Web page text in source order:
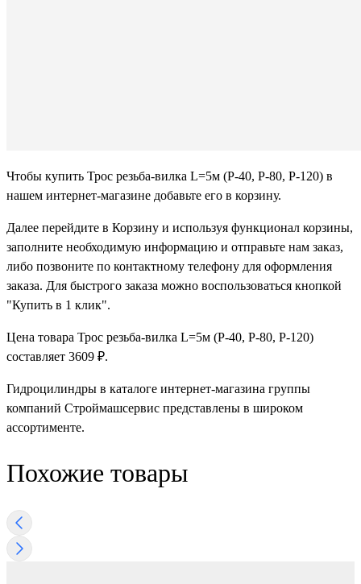
Чтобы купить Трос резьба-вилка L=5м (Р-40, Р-80, Р-120) в
нашем интернет-магазине добавьте его в корзину.
Далее перейдите в Корзину и используя функционал корзины,
заполните необходимую информацию и отправьте нам заказ,
либо позвоните по контактному телефону для оформления
заказа. Для быстрого заказа можно воспользоваться кнопкой
"Купить в 1 клик".
Цена товара Трос резьба-вилка L=5м (Р-40, Р-80, Р-120)
составляет 3609 ₽.
Гидроцилиндры в каталоге интернет-магазина группы
компаний Строймашсервис представлены в широком
ассортименте.
Похожие товары